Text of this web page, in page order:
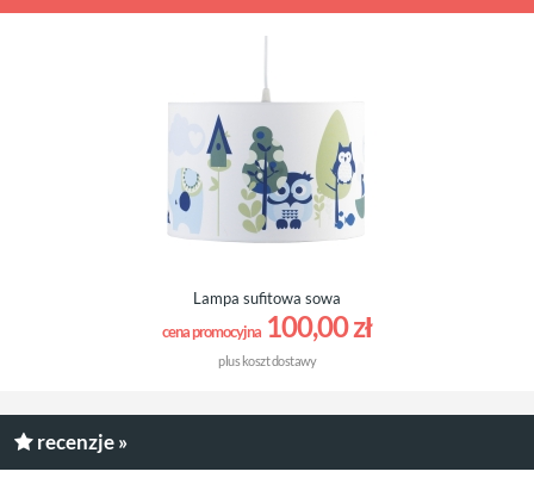
Lampa sufitowa sowa
cena promocyjna 100,00 zł
plus koszt dostawy
recenzje »